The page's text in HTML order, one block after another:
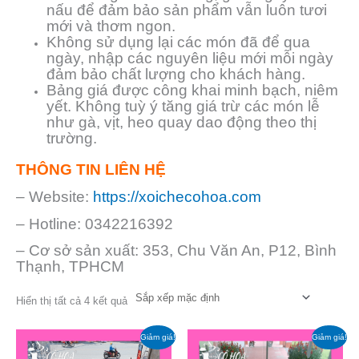
nấu để đảm bảo sản phẩm vẫn luôn tươi
mới và thơm ngon.
Không sử dụng lại các món đã để qua
ngày, nhập các nguyên liệu mới mỗi ngày
đảm bảo chất lượng cho khách hàng.
Bảng giá được công khai minh bạch, niêm
yết. Không tuỳ ý tăng giá trừ các món lễ
như gà, vịt, heo quay dao động theo thị
trường.
THÔNG TIN LIÊN HỆ
– Website: https://xoichecohoa.com
– Hotline: 0342216392
– Cơ sở sản xuất: 353, Chu Văn An, P12, Bình
Thạnh, TPHCM
Hiển thị tất cả 4 kết quả
Giảm giá!
gốc
là:
hiện
tại
Giảm giá!
gốc
là:
hiện
tại